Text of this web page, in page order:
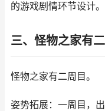
的游戏剧情环节设计。
三、怪物之家有
怪物之家有二周目。
姿势拓展：一周目，